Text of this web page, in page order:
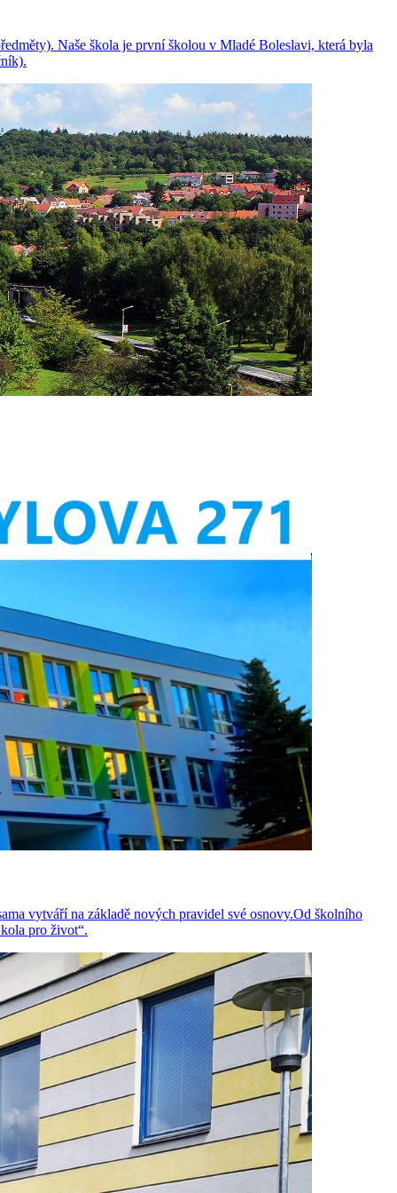
Naše škola je první školou v Mladé Boleslavi, která byla
vytváří na základě nových pravidel své osnovy.Od školního
pro život“.